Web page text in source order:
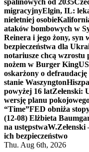
migracyjnyElgin, IL:
nieletniej osobie
ataków bombowych w
Reinera i jego żony, syn
bezpieczeństwa dla
notariusze chcą wzrostu
nożem w Burger King
oskarżony o
stanie Waszyngton
powyżej 16 latZełenski:
wersję planu
“Time”FED obniża
(12-08) Elżbieta
na ustępstwa
ich bezpieczeństwo
Thu. Aug 6th, 2026